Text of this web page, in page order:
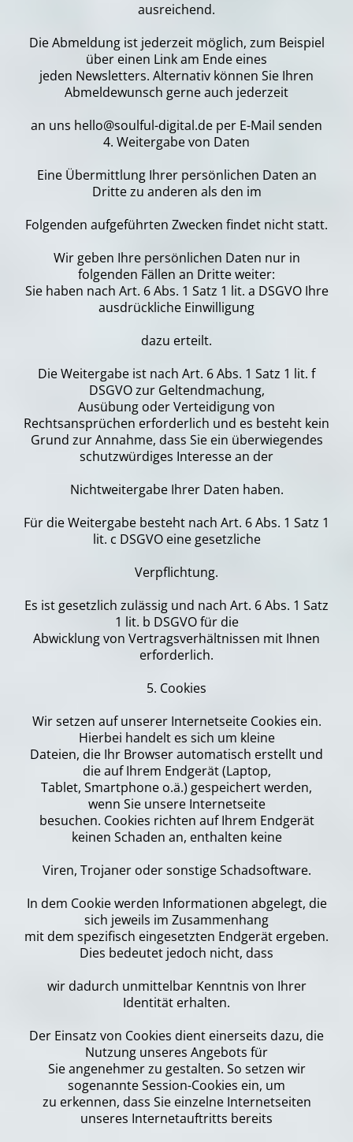
ausreichend.
Die Abmeldung ist jederzeit möglich, zum Beispiel
über einen Link am Ende eines
jeden Newsletters. Alternativ können Sie Ihren
Abmeldewunsch gerne auch jederzeit
an uns hello@soulful-digital.de per E-Mail senden
4. Weitergabe von Daten
Eine Übermittlung Ihrer persönlichen Daten an
Dritte zu anderen als den im
Folgenden aufgeführten Zwecken findet nicht statt.
Wir geben Ihre persönlichen Daten nur in
folgenden Fällen an Dritte weiter:
Sie haben nach Art. 6 Abs. 1 Satz 1 lit. a DSGVO Ihre
ausdrückliche Einwilligung
dazu erteilt.
Die Weitergabe ist nach Art. 6 Abs. 1 Satz 1 lit. f
DSGVO zur Geltendmachung,
Ausübung oder Verteidigung von
Rechtsansprüchen erforderlich und es besteht kein
Grund zur Annahme, dass Sie ein überwiegendes
schutzwürdiges Interesse an der
Nichtweitergabe Ihrer Daten haben.
Für die Weitergabe besteht nach Art. 6 Abs. 1 Satz 1
lit. c DSGVO eine gesetzliche
Verpflichtung.
Es ist gesetzlich zulässig und nach Art. 6 Abs. 1 Satz
1 lit. b DSGVO für die
Abwicklung von Vertragsverhältnissen mit Ihnen
erforderlich.
5. Cookies
Wir setzen auf unserer Internetseite Cookies ein.
Hierbei handelt es sich um kleine
Dateien, die Ihr Browser automatisch erstellt und
die auf Ihrem Endgerät (Laptop,
Tablet, Smartphone o.ä.) gespeichert werden,
wenn Sie unsere Internetseite
besuchen. Cookies richten auf Ihrem Endgerät
keinen Schaden an, enthalten keine
Viren, Trojaner oder sonstige Schadsoftware.
In dem Cookie werden Informationen abgelegt, die
sich jeweils im Zusammenhang
mit dem spezifisch eingesetzten Endgerät ergeben.
Dies bedeutet jedoch nicht, dass
wir dadurch unmittelbar Kenntnis von Ihrer
Identität erhalten.
Der Einsatz von Cookies dient einerseits dazu, die
Nutzung unseres Angebots für
Sie angenehmer zu gestalten. So setzen wir
sogenannte Session-Cookies ein, um
zu erkennen, dass Sie einzelne Internetseiten
unseres Internetauftritts bereits